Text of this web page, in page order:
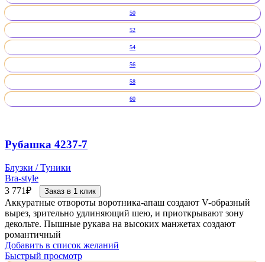
50
52
54
56
58
60
Рубашка 4237-7
Блузки / Туники
Bra-style
3 771₽ Заказ в 1 клик
Аккуратные отвороты воротника-апаш создают V-образный
вырез, зрительно удлиняющий шею, и приоткрывают зону
декольте. Пышные рукава на высоких манжетах создают
романтичный
Добавить в список желаний
Быстрый просмотр